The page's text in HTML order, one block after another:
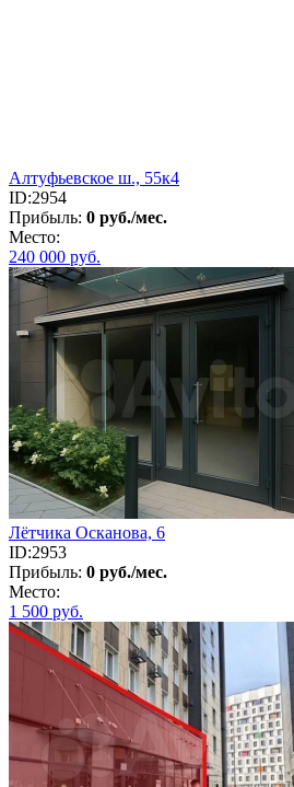
Алтуфьевское ш., 55к4
ID:2954
Прибыль: 0 руб./мес.
Место:
240 000 руб.
Лётчика Осканова, 6
ID:2953
Прибыль: 0 руб./мес.
Место:
1 500 руб.